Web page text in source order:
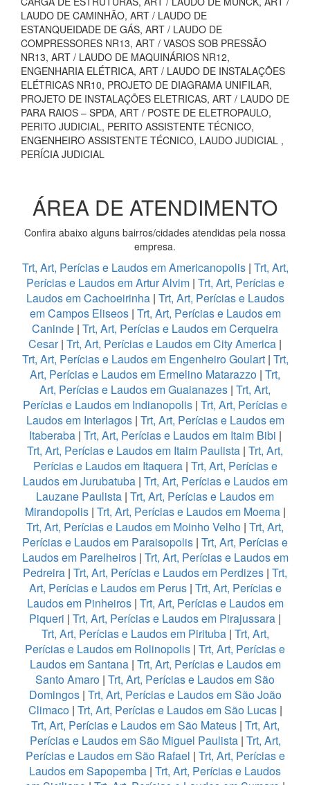
LAUDO DE CAMINHÃO, ART / LAUDO DE
ESTANQUEIDADE DE GÁS, ART / LAUDO DE
COMPRESSORES NR13, ART / VASOS SOB PRESSÃO
NR13, ART / LAUDO DE MAQUINÁRIOS NR12,
ENGENHARIA ELÉTRICA, ART / LAUDO DE INSTALAÇÕES
ELÉTRICAS NR10, PROJETO DE DIAGRAMA UNIFILAR,
PROJETO DE INSTALAÇÕES ELETRICAS, ART / LAUDO DE
PARA RAIOS – SPDA, ART / POSTE DE ELETROPAULO,
PERITO JUDICIAL, PERITO ASSISTENTE TÉCNICO,
ENGENHEIRO ASSISTENTE TÉCNICO, LAUDO JUDICIAL ,
PERÍCIA JUDICIAL
ÁREA DE ATENDIMENTO
Confira abaixo alguns bairros/cidades atendidas pela nossa
empresa.
Trt, Art, Perícias e Laudos em Americanopolis | Trt, Art,
Perícias e Laudos em Artur Alvim | Trt, Art, Perícias e
Laudos em Cachoeirinha| Trt, Art, Perícias e Laudos
em Campos Eliseos | Trt, Art, Perícias e Laudos em
Caninde | Trt, Art, Perícias e Laudos em Cerqueira
Cesar| Trt, Art, Perícias e Laudos em City America |
Trt, Art, Perícias e Laudos em Engenheiro Goulart | Trt,
Art, Perícias e Laudos em Ermelino Matarazzo | Trt,
Art, Perícias e Laudos em Guaianazes | Trt, Art,
Perícias e Laudos em Indianopolis | Trt, Art, Perícias e
Laudos em Interlagos| Trt, Art, Perícias e Laudos em
Itaberaba| Trt, Art, Perícias e Laudos em Itaim Bibi |
Trt, Art, Perícias e Laudos em Itaim Paulista | Trt, Art,
Perícias e Laudos em Itaquera| Trt, Art, Perícias e
Laudos em Jurubatuba| Trt, Art, Perícias e Laudos em
Lauzane Paulista | Trt, Art, Perícias e Laudos em
Mirandopolis| Trt, Art, Perícias e Laudos em Moema|
Trt, Art, Perícias e Laudos em Moinho Velho | Trt, Art,
Perícias e Laudos em Paraisopolis | Trt, Art, Perícias e
Laudos em Parelheiros| Trt, Art, Perícias e Laudos em
Pedreira | Trt, Art, Perícias e Laudos em Perdizes | Trt,
Art, Perícias e Laudos em Perus| Trt, Art, Perícias e
Laudos em Pinheiros| Trt, Art, Perícias e Laudos em
Piqueri | Trt, Art, Perícias e Laudos em Pirajussara |
Trt, Art, Perícias e Laudos em Pirituba| Trt, Art,
Perícias e Laudos em Rolinopolis | Trt, Art, Perícias e
Laudos em Santana| Trt, Art, Perícias e Laudos em
Santo Amaro | Trt, Art, Perícias e Laudos em São
Domingos| Trt, Art, Perícias e Laudos em São João
Climaco| Trt, Art, Perícias e Laudos em São Lucas|
Trt, Art, Perícias e Laudos em São Mateus | Trt, Art,
Perícias e Laudos em São Miguel Paulista| Trt, Art,
Perícias e Laudos em São Rafael | Trt, Art, Perícias e
Laudos em Sapopemba | Trt, Art, Perícias e Laudos